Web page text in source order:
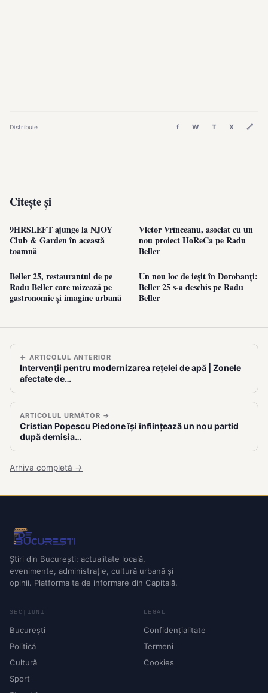
Distribuie f W T X 🔗
Citește și
9HRSLEFT ajunge la NJOY
Club & Garden în această
toamnă
Victor Vrînceanu, asociat cu un
nou proiect HoReCa pe Radu
Beller
Beller 25, restaurantul de pe
Radu Beller care mizează pe
gastronomie și imagine urbană
Un nou loc de ieșit în Dorobanți:
Beller 25 s-a deschis pe Radu
Beller
← ARTICOLUL ANTERIOR
Intervenții pentru modernizarea rețelei de apă | Zonele
afectate de…
ARTICOLUL URMĂTOR →
Cristian Popescu Piedone își înființează un nou partid
după demisia…
Arhiva completă →
Știri din București: actualitate locală,
evenimente, administrație, cultură urbană și
opinii. Platforma ta de informare din Capitală.
SECȚIUNI
București
Politică
Cultură
Sport
LEGAL
Confidențialitate
Termeni
Cookies